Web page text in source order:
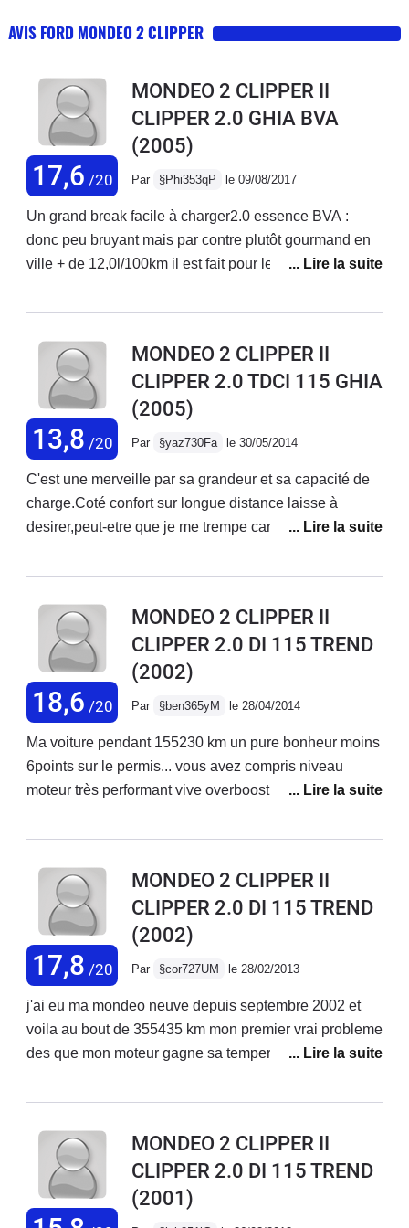
AVIS FORD MONDEO 2 CLIPPER
17,6 /20
MONDEO 2 CLIPPER II
CLIPPER 2.0 GHIA BVA
(2005)
Par §Phi353qP le 09/08/2017
Un grand break facile à charger2.0 essence BVA :
donc peu bruyant mais par contre plutôt gourmand en
ville + de 12,0l/100km il est fait pour les nationales et
6cyl (concessionnaire impeccable) et BMW série 5
revendues à plus de 300 000 acheté à 61 000 9months
ago, ce break roule sans souci... est très fonctionnel,
vraiment pas fun mais sympa, "pépère"; il me rappelle
ma bonne Ford Sierra 2.0 30 years ago... Un design
fade surtout quand on voit les nouveaux modèles Et
finalement, je préfère la traction... la Bmw n'avançait
plus au moindre enneigement de la route.
13,8 /20
MONDEO 2 CLIPPER II
CLIPPER 2.0 TDCI 115 GHIA
(2005)
Par §yaz730Fa le 30/05/2014
C'est une merveille par sa grandeur et sa capacité de
charge.Coté confort sur longue distance laisse à
desirer,peut-etre que je me trempe car j'avais une
dures.Conduite agreable.Conso un peu gourmande
Mercedes car la mondeo fait 7 cv 5.1 /100 contre
7.2/100km avec les memmes conditions de
conduites,parcours.
18,6 /20
MONDEO 2 CLIPPER II
CLIPPER 2.0 DI 115 TREND
(2002)
Par §ben365yM le 28/04/2014
Ma voiture pendant 155230 km un pure bonheur moins
6points sur le permis... vous avez compris niveau
moteur très performant vive overboost conso 7litre
juste immense tenue de route parfaite. Seul défaut prix
plafond arriere arracher et bruit au niveau du coffre
17,8 /20
MONDEO 2 CLIPPER II
CLIPPER 2.0 DI 115 TREND
(2002)
Par §cor727UM le 28/02/2013
j'ai eu ma mondeo neuve depuis septembre 2002 et
voila au bout de 355435 km mon premier vrai probleme
des que mon moteur gagne sa temperature normale la
et grosse fumée blanche le garage ma changé la
probleme???? si quelqu'un peu me répondre merci
d'avance
MONDEO 2 CLIPPER II
CLIPPER 2.0 DI 115 TREND
(2001)